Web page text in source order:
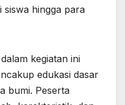
siswa hingga para
kegiatan ini
edukasi dasar
bumi. Peserta